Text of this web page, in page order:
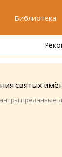
Библиотека
святых
преданные